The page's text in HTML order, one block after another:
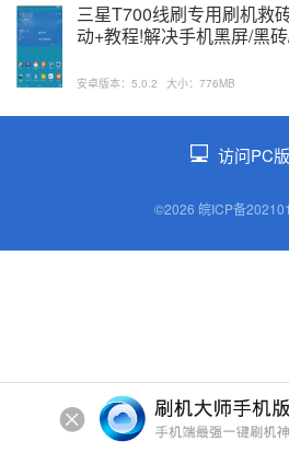
三星T700线刷专用刷机救
动+教程!解决手机黑屏/黑
安卓版本：5.0.2 大小：776MB
访问PC版
©2026 皖ICP备